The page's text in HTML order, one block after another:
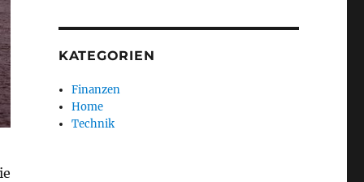
KATEGORIEN
Finanzen
Home
Technik